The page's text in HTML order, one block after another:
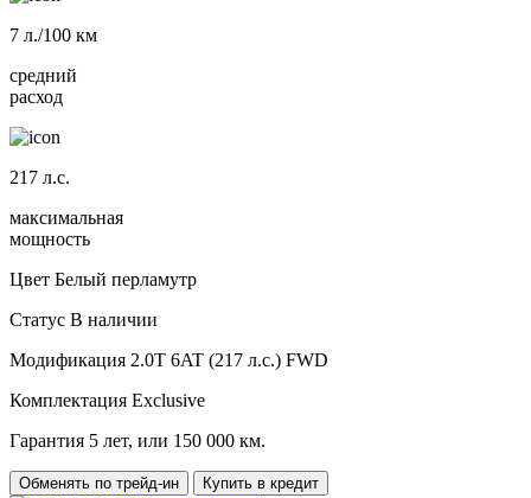
7 л./100 км
средний
расход
217 л.с.
максимальная
мощность
Цвет Белый перламутр
Статус В наличии
Модификация 2.0T 6AT (217 л.с.) FWD
Комплектация Exclusive
Гарантия 5 лет, или 150 000 км.
Обменять по трейд-ин Купить в кредит